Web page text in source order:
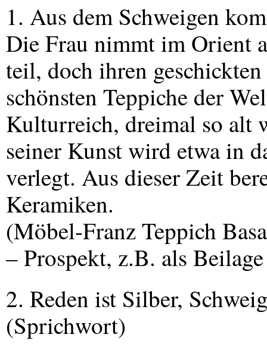
1. Aus dem Schweigen
Die Frau nimmt im Orient
teil, doch ihren
schönsten Teppiche der
Kulturreich, dreimal so alt
seiner Kunst wird etwa in
verlegt. Aus dieser Zeit
Keramiken.
(Möbel-Franz Teppich
– Prospekt, z.B. als
2. Reden ist Silber,
(Sprichwort)